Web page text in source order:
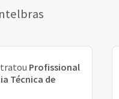
Profissional
Técnica de